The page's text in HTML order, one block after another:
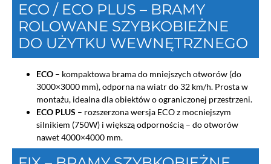
ECO / ECO PLUS – BRAMY
ROLOWANE SZYBKOBIEŻNE
DO UŻYTKU WEWNĘTRZNEGO
ECO – kompaktowa brama do mniejszych otworów (do
3000×3000 mm), odporna na wiatr do 32 km/h. Prosta w
montażu, idealna dla obiektów o ograniczonej przestrzeni.
ECO PLUS – rozszerzona wersja ECO z mocniejszym
silnikiem (750W) i większą odpornością – do otworów
nawet 4000×4000 mm.